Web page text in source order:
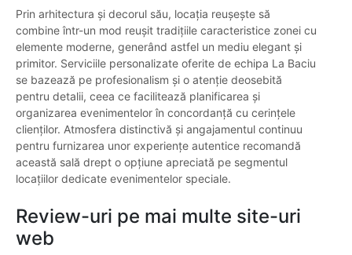
Prin arhitectura și decorul său, locația reușește să
combine într-un mod reușit tradițiile caracteristice zonei cu
elemente moderne, generând astfel un mediu elegant și
primitor. Serviciile personalizate oferite de echipa La Baciu
se bazează pe profesionalism și o atenție deosebită
pentru detalii, ceea ce facilitează planificarea și
organizarea evenimentelor în concordanță cu cerințele
clienților. Atmosfera distinctivă și angajamentul continuu
pentru furnizarea unor experiențe autentice recomandă
această sală drept o opțiune apreciată pe segmentul
locațiilor dedicate evenimentelor speciale.
Review-uri pe mai multe site-uri
web